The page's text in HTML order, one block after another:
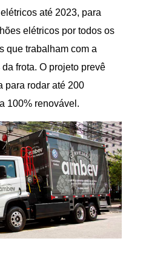
até 2023, para
elétricos por todos os
que trabalham com a
frota. O projeto prevê
para rodar até 200
100% renovável.